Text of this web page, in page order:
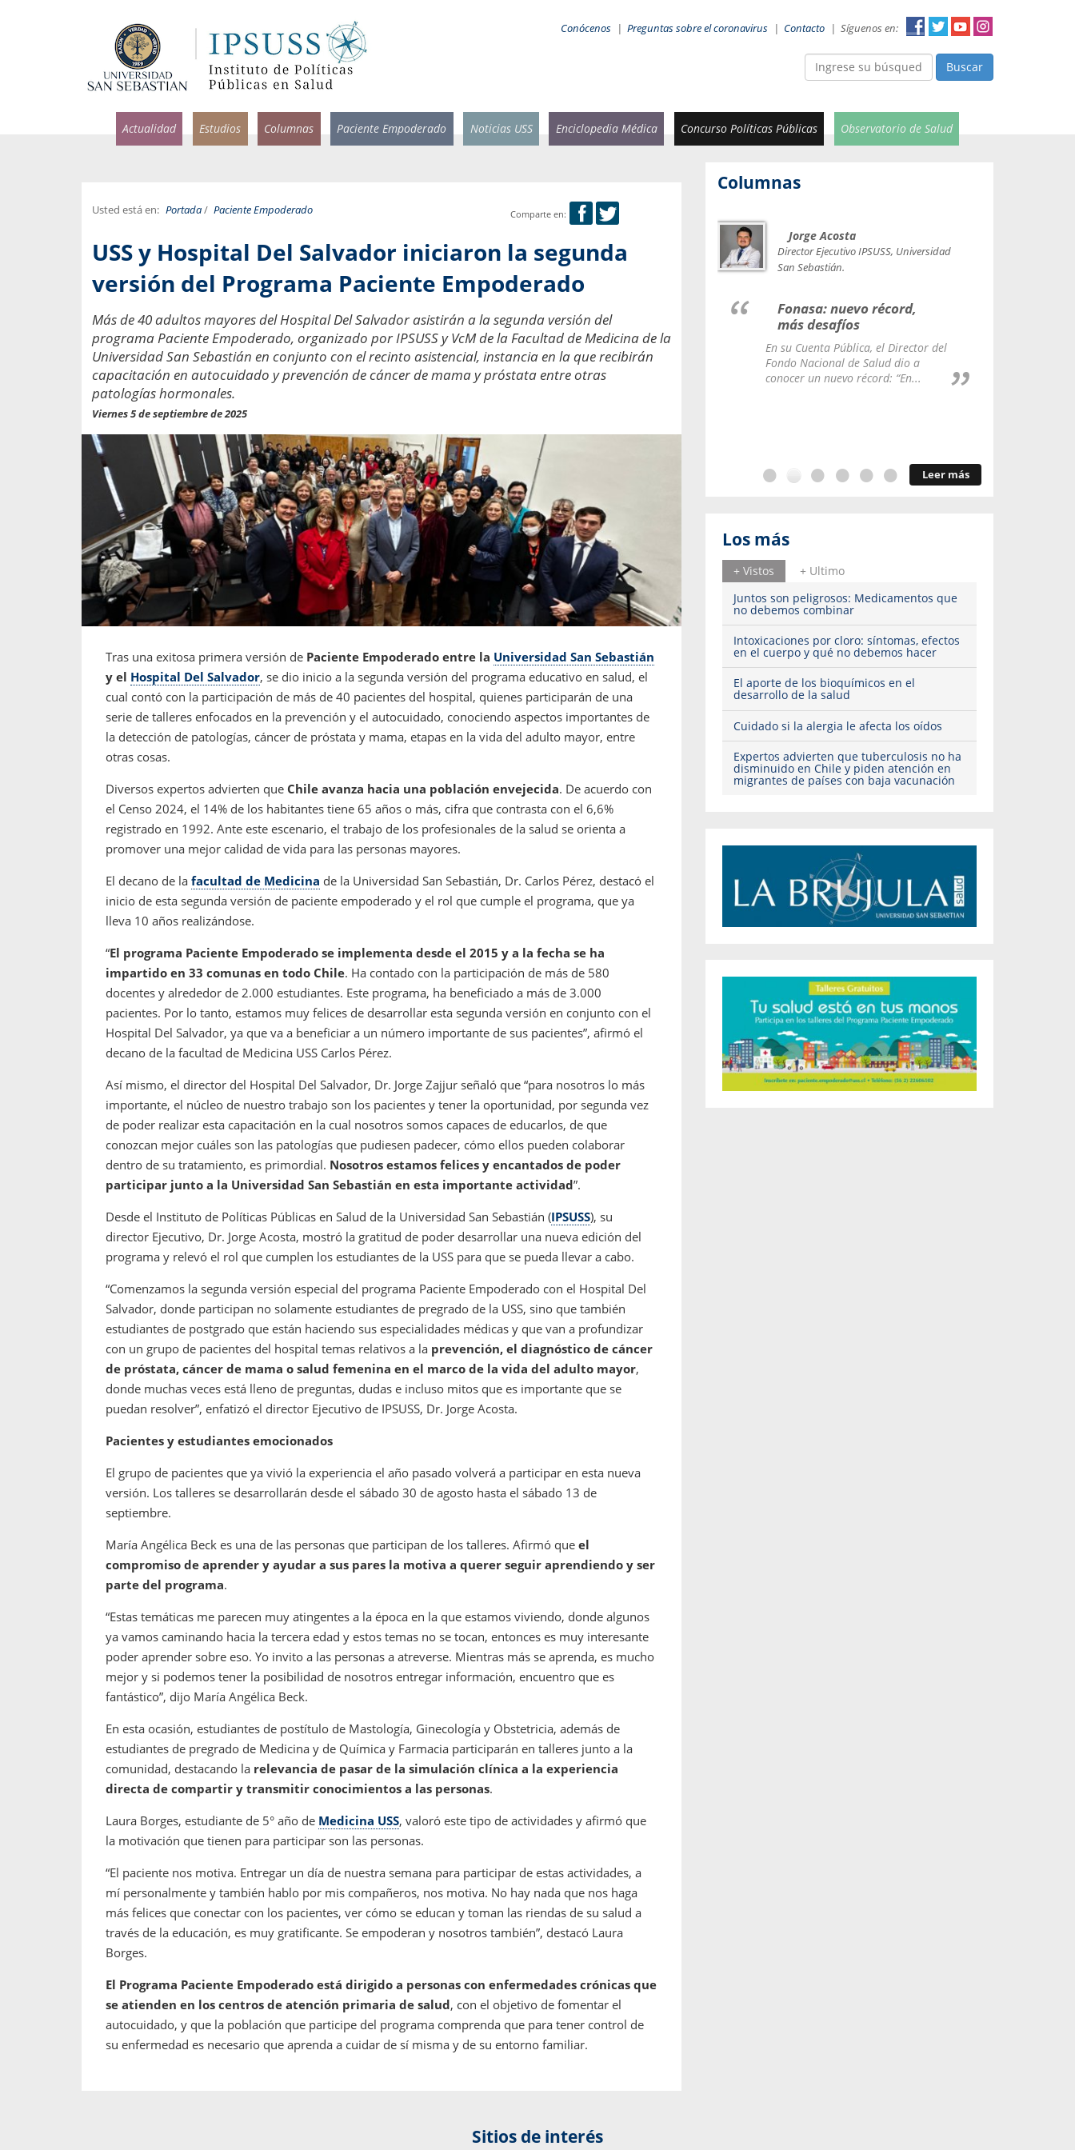
Conócenos | Preguntas sobre el coronavirus | Contacto | Síguenos en:
Buscar
Actualidad Estudios Columnas Paciente Empoderado Noticias USS Enciclopedia Médica Concurso Políticas Públicas Observatorio de Salud
Comparte en:
Usted está en: Portada/ Paciente Empoderado
USS y Hospital Del Salvador iniciaron la segunda
versión del Programa Paciente Empoderado
Más de 40 adultos mayores del Hospital Del Salvador asistirán a la segunda versión del
programa Paciente Empoderado, organizado por IPSUSS y VcM de la Facultad de Medicina de la
Universidad San Sebastián en conjunto con el recinto asistencial, instancia en la que recibirán
capacitación en autocuidado y prevención de cáncer de mama y próstata entre otras
patologías hormonales.
Viernes 5 de septiembre de 2025
Tras una exitosa primera versión de Paciente Empoderado entre la Universidad San Sebastián
y el Hospital Del Salvador, se dio inicio a la segunda versión del programa educativo en salud, el
cual contó con la participación de más de 40 pacientes del hospital, quienes participarán de una
serie de talleres enfocados en la prevención y el autocuidado, conociendo aspectos importantes de
la detección de patologías, cáncer de próstata y mama, etapas en la vida del adulto mayor, entre
otras cosas.
Diversos expertos advierten que Chile avanza hacia una población envejecida. De acuerdo con
el Censo 2024, el 14% de los habitantes tiene 65 años o más, cifra que contrasta con el 6,6%
registrado en 1992. Ante este escenario, el trabajo de los profesionales de la salud se orienta a
promover una mejor calidad de vida para las personas mayores.
El decano de la facultad de Medicina de la Universidad San Sebastián, Dr. Carlos Pérez, destacó el
inicio de esta segunda versión de paciente empoderado y el rol que cumple el programa, que ya
lleva 10 años realizándose.
“El programa Paciente Empoderado se implementa desde el 2015 y a la fecha se ha
impartido en 33 comunas en todo Chile. Ha contado con la participación de más de 580
docentes y alrededor de 2.000 estudiantes. Este programa, ha beneficiado a más de 3.000
pacientes. Por lo tanto, estamos muy felices de desarrollar esta segunda versión en conjunto con el
Hospital Del Salvador, ya que va a beneficiar a un número importante de sus pacientes”, afirmó el
decano de la facultad de Medicina USS Carlos Pérez.
Así mismo, el director del Hospital Del Salvador, Dr. Jorge Zajjur señaló que “para nosotros lo más
importante, el núcleo de nuestro trabajo son los pacientes y tener la oportunidad, por segunda vez
de poder realizar esta capacitación en la cual nosotros somos capaces de educarlos, de que
conozcan mejor cuáles son las patologías que pudiesen padecer, cómo ellos pueden colaborar
dentro de su tratamiento, es primordial. Nosotros estamos felices y encantados de poder
participar junto a la Universidad San Sebastián en esta importante actividad”.
Desde el Instituto de Políticas Públicas en Salud de la Universidad San Sebastián (IPSUSS), su
director Ejecutivo, Dr. Jorge Acosta, mostró la gratitud de poder desarrollar una nueva edición del
programa y relevó el rol que cumplen los estudiantes de la USS para que se pueda llevar a cabo.
“Comenzamos la segunda versión especial del programa Paciente Empoderado con el Hospital Del
Salvador, donde participan no solamente estudiantes de pregrado de la USS, sino que también
estudiantes de postgrado que están haciendo sus especialidades médicas y que van a profundizar
con un grupo de pacientes del hospital temas relativos a la prevención, el diagnóstico de cáncer
de próstata, cáncer de mama o salud femenina en el marco de la vida del adulto mayor,
donde muchas veces está lleno de preguntas, dudas e incluso mitos que es importante que se
puedan resolver”, enfatizó el director Ejecutivo de IPSUSS, Dr. Jorge Acosta.
Pacientes y estudiantes emocionados
El grupo de pacientes que ya vivió la experiencia el año pasado volverá a participar en esta nueva
versión. Los talleres se desarrollarán desde el sábado 30 de agosto hasta el sábado 13 de
septiembre.
María Angélica Beck es una de las personas que participan de los talleres. Afirmó que el
compromiso de aprender y ayudar a sus pares la motiva a querer seguir aprendiendo y ser
parte del programa.
“Estas temáticas me parecen muy atingentes a la época en la que estamos viviendo, donde algunos
ya vamos caminando hacia la tercera edad y estos temas no se tocan, entonces es muy interesante
poder aprender sobre eso. Yo invito a las personas a atreverse. Mientras más se aprenda, es mucho
mejor y si podemos tener la posibilidad de nosotros entregar información, encuentro que es
fantástico”, dijo María Angélica Beck.
En esta ocasión, estudiantes de postítulo de Mastología, Ginecología y Obstetricia, además de
estudiantes de pregrado de Medicina y de Química y Farmacia participarán en talleres junto a la
comunidad, destacando la relevancia de pasar de la simulación clínica a la experiencia
directa de compartir y transmitir conocimientos a las personas.
Laura Borges, estudiante de 5° año de Medicina USS, valoró este tipo de actividades y afirmó que
la motivación que tienen para participar son las personas.
“El paciente nos motiva. Entregar un día de nuestra semana para participar de estas actividades, a
mí personalmente y también hablo por mis compañeros, nos motiva. No hay nada que nos haga
más felices que conectar con los pacientes, ver cómo se educan y toman las riendas de su salud a
través de la educación, es muy gratificante. Se empoderan y nosotros también”, destacó Laura
Borges.
El Programa Paciente Empoderado está dirigido a personas con enfermedades crónicas que
se atienden en los centros de atención primaria de salud, con el objetivo de fomentar el
autocuidado, y que la población que participe del programa comprenda que para tener control de
su enfermedad es necesario que aprenda a cuidar de sí misma y de su entorno familiar.
Columnas
por incapacidad
entregados por la
sobre viajes al extranjero
que deben hacer...
Infectólogo y profesor asistente de
Usamos la palabra pandemia cuando
una enfermedad contagiosa se
propaga a un gran número de...
Decana facultad de Odontología,
Universidad San Sebastián.
salud bucal?
En Chile, nadie muere de caries ni de
enfermedades periodontales. Sin
embargo, estas son las...
Jorge Acosta
Director Ejecutivo IPSUSS, Universidad
San Sebastián.
Fonasa: nuevo récord,
más desafíos
En su Cuenta Pública, el Director del
Fondo Nacional de Salud dio a
conocer un nuevo récord: “En...
Leer más
Los más
+ Vistos
+ Ultimo
Juntos son peligrosos: Medicamentos que
no debemos combinar
Intoxicaciones por cloro: síntomas, efectos
en el cuerpo y qué no debemos hacer
El aporte de los bioquímicos en el
desarrollo de la salud
Cuidado si la alergia le afecta los oídos
Expertos advierten que tuberculosis no ha
disminuido en Chile y piden atención en
migrantes de países con baja vacunación
Sitios de interés